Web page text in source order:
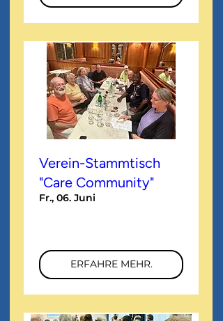
Verein-Stammtisch
"Care Community"
Fr., 06. Juni
ERFAHRE MEHR.